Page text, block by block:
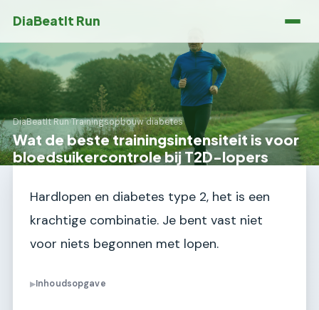
DiaBeatIt Run
DiaBeatIt Run›Trainingsopbouw diabetes
Wat de beste trainingsintensiteit is voor
bloedsuikercontrole bij T2D-lopers
Hardlopen en diabetes type 2, het is een
krachtige combinatie. Je bent vast niet
voor niets begonnen met lopen.
▶Inhoudsopgave